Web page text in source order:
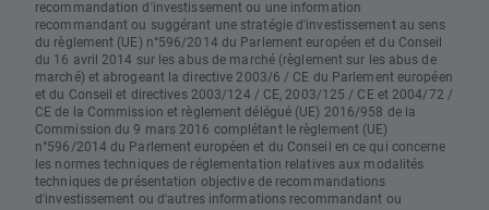
recommandation d'investissement ou une information
recommandant ou suggérant une stratégie d'investissement au sens
du règlement (UE) n°596/2014 du Parlement européen et du Conseil
du 16 avril 2014 sur les abus de marché (règlement sur les abus de
marché) et abrogeant la directive 2003/6 / CE du Parlement européen
et du Conseil et directives 2003/124 / CE, 2003/125 / CE et 2004/72 /
CE de la Commission et règlement délégué (UE) 2016/958 de la
Commission du 9 mars 2016 complétant le règlement (UE)
n°596/2014 du Parlement européen et du Conseil en ce qui concerne
les normes techniques de réglementation relatives aux modalités
techniques de présentation objective de recommandations
d'investissement ou d'autres informations recommandant ou